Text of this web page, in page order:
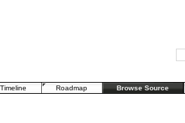
Timeline
Roadmap Browse Source